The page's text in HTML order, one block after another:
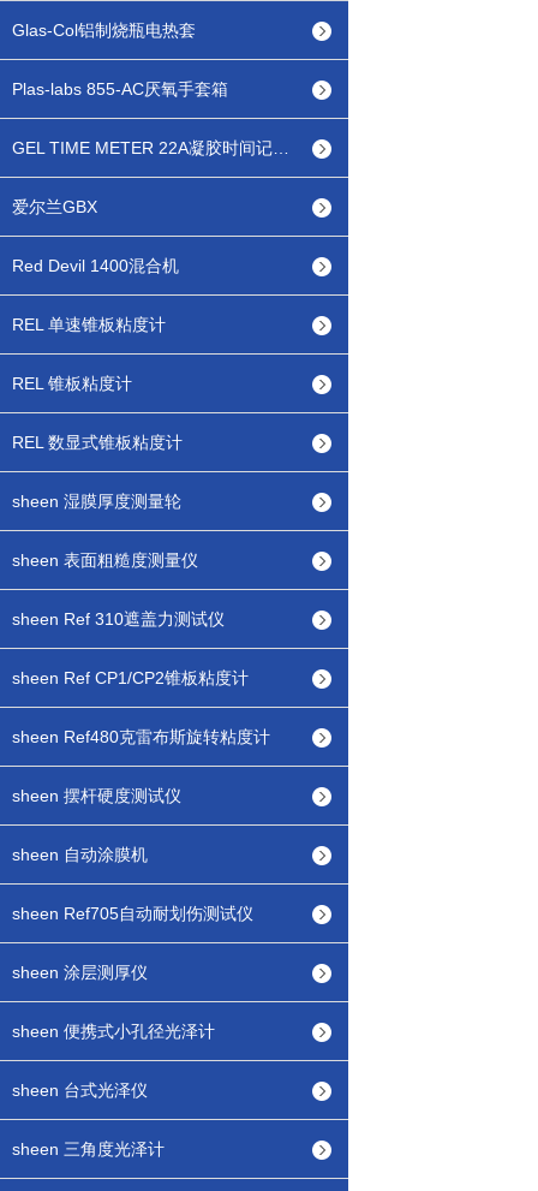
Glas-Col铝制烧瓶电热套
Plas-labs 855-AC厌氧手套箱
爱尔兰GBX
Red Devil 1400混合机
REL 单速锥板粘度计
REL 锥板粘度计
REL 数显式锥板粘度计
sheen 湿膜厚度测量轮
sheen 表面粗糙度测量仪
sheen Ref 310遮盖力测试仪
sheen Ref CP1/CP2锥板粘度计
sheen Ref480克雷布斯旋转粘度计
sheen 摆杆硬度测试仪
sheen 自动涂膜机
sheen Ref705自动耐划伤测试仪
sheen 涂层测厚仪
sheen 便携式小孔径光泽计
sheen 台式光泽仪
sheen 三角度光泽计